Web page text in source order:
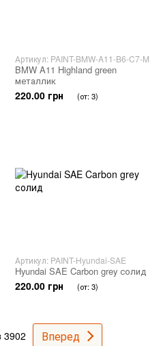
Артикул: PAINT-BMW-A11-B6-C7-M
BMW A11 Highland green
металлик
220.00 грн (от: 3)
Артикул: PAINT-Hyundai-SAE
Hyundai SAE Carbon grey солид
220.00 грн (от: 3)
3902 Вперед